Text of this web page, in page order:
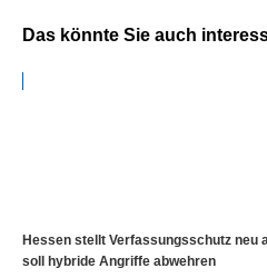
Das könnte Sie auch
Hessen stellt Verfassungsschutz neu
soll hybride Angriffe abwehren